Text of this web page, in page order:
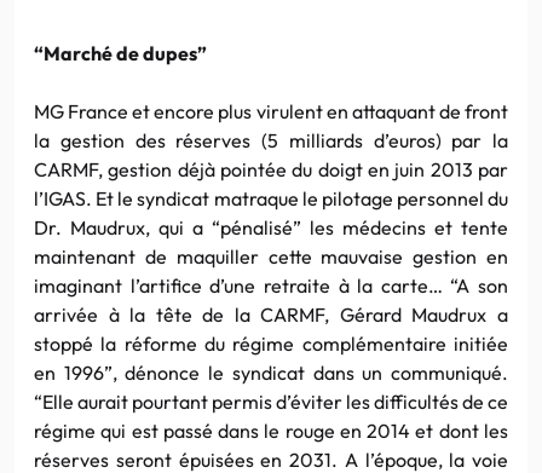
“Marché de dupes”
MG France et encore plus virulent en attaquant de front
la gestion des réserves (5 milliards d’euros) par la
CARMF, gestion déjà pointée du doigt en juin 2013 par
l’IGAS. Et le syndicat matraque le pilotage personnel du
Dr. Maudrux, qui a “pénalisé” les médecins et tente
maintenant de maquiller cette mauvaise gestion en
imaginant l’artifice d’une retraite à la carte… “A son
arrivée à la tête de la CARMF, Gérard Maudrux a
stoppé la réforme du régime complémentaire initiée
en 1996”, dénonce le syndicat dans un communiqué.
“Elle aurait pourtant permis d’éviter les difficultés de ce
régime qui est passé dans le rouge en 2014 et dont les
réserves seront épuisées en 2031. A l’époque, la voie